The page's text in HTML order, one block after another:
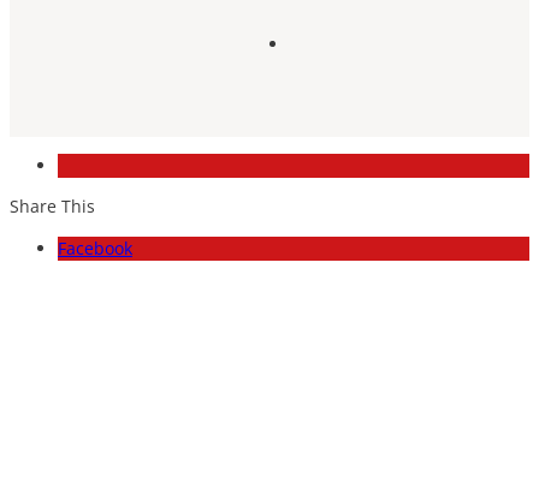
Share This
Facebook